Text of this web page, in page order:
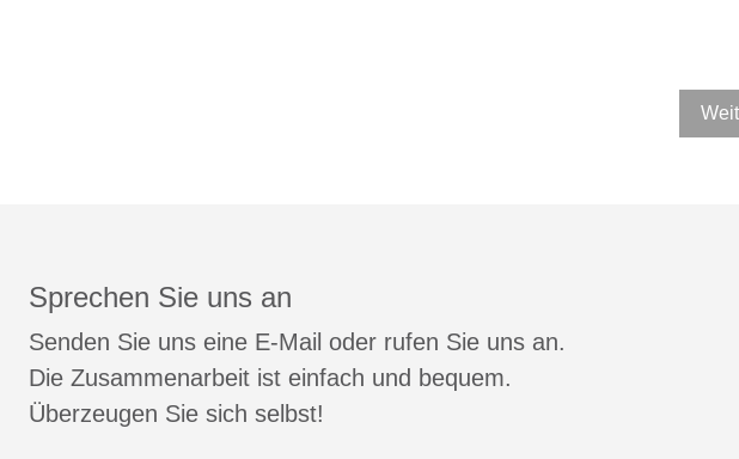
Sprechen Sie uns an
Senden Sie uns eine E-Mail oder rufen Sie uns an.
Die Zusammenarbeit ist einfach und bequem.
Überzeugen Sie sich selbst!